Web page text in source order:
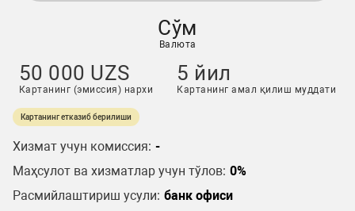
Сўм
Валюта
50 000 UZS
Картанинг (эмиссия) нархи
5 йил
Картанинг амал қилиш муддати
Картанинг етказиб берилиши
Хизмат учун комиссия: -
Маҳсулот ва хизматлар учун тўлов: 0%
Расмийлаштириш усули: банк офиси